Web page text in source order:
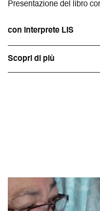
Presentazione del libro
con interprete LIS
Scopri di più